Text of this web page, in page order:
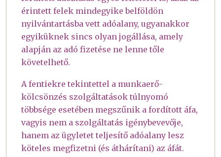
érintett felek mindegyike belföldön
nyilvántartásba vett adóalany, ugyanakkor
egyiküknek sincs olyan jogállása, amely
alapján az adó fizetése ne lenne tőle
követelhető.
A fentiekre tekintettel a munkaerő-
kölcsönzés szolgáltatások túlnyomó
többsége esetében megszűnik a fordított áfa,
vagyis nem a szolgáltatás igénybevevője,
hanem az ügyletet teljesítő adóalany lesz
köteles megfizetni (és áthárítani) az áfát.